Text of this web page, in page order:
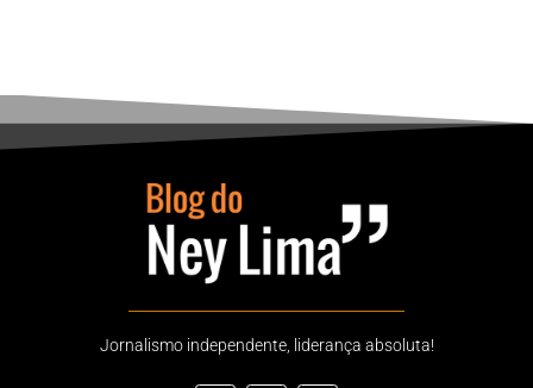
Jornalismo independente, liderança absoluta!